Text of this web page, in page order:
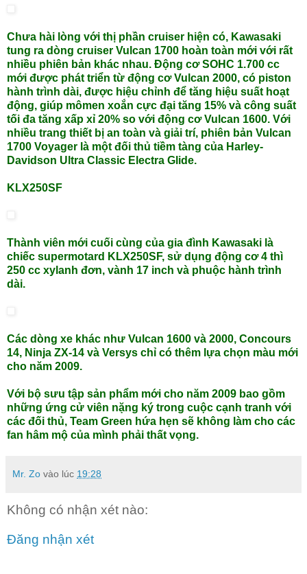
Chưa hài lòng với thị phần cruiser hiện có, Kawasaki
tung ra dòng cruiser Vulcan 1700 hoàn toàn mới với rất
nhiều phiên bản khác nhau. Động cơ SOHC 1.700 cc
mới được phát triển từ động cơ Vulcan 2000, có piston
hành trình dài, được hiệu chỉnh để tăng hiệu suất hoạt
động, giúp mômen xoắn cực đại tăng 15% và công suất
tối đa tăng xấp xỉ 20% so với động cơ Vulcan 1600. Với
nhiều trang thiết bị an toàn và giải trí, phiên bản Vulcan
1700 Voyager là một đối thủ tiềm tàng của Harley-
Davidson Ultra Classic Electra Glide.
KLX250SF
Thành viên mới cuối cùng của gia đình Kawasaki là
chiếc supermotard KLX250SF, sử dụng động cơ 4 thì
250 cc xylanh đơn, vành 17 inch và phuộc hành trình
dài.
Các dòng xe khác như Vulcan 1600 và 2000, Concours
14, Ninja ZX-14 và Versys chỉ có thêm lựa chọn màu mới
cho năm 2009.
Với bộ sưu tập sản phẩm mới cho năm 2009 bao gồm
những ứng cử viên nặng ký trong cuộc cạnh tranh với
các đối thủ, Team Green hứa hẹn sẽ không làm cho các
fan hâm mộ của mình phải thất vọng.
Mr. Zo vào lúc 19:28
Không có nhận xét nào:
Đăng nhận xét